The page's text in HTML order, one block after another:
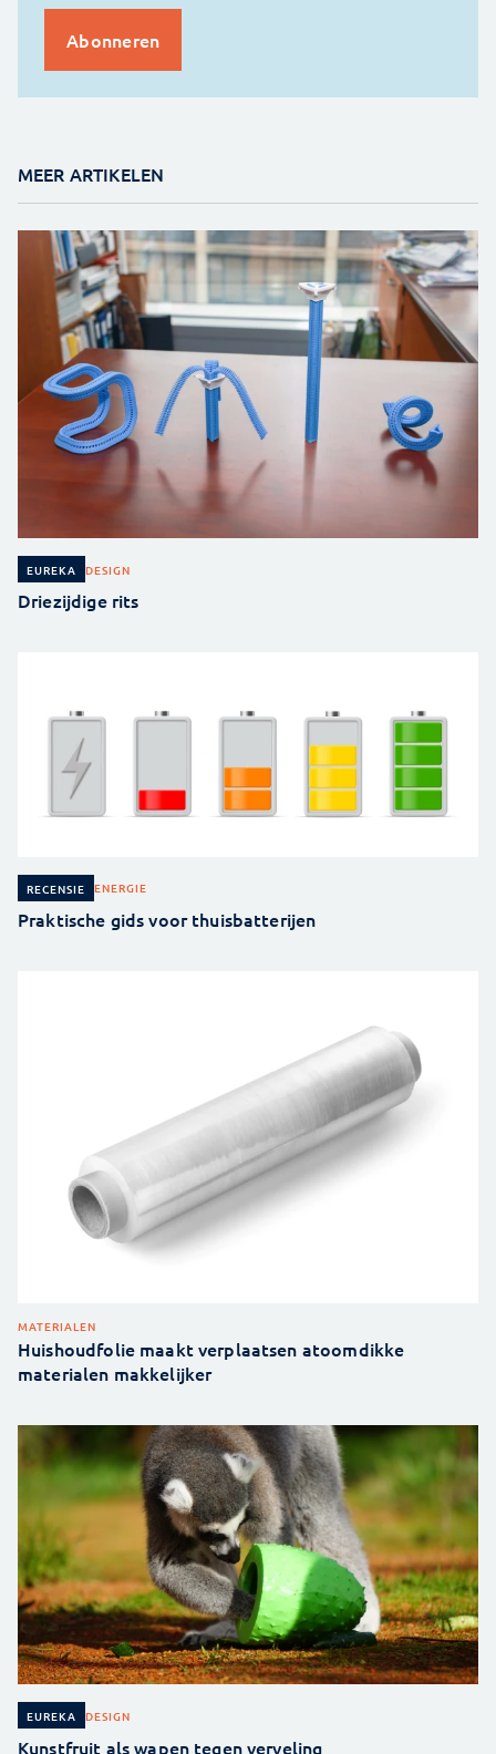
MEER ARTIKELEN
EUREKA DESIGN
Driezijdige rits
RECENSIE ENERGIE
Praktische gids voor thuisbatterijen
MATERIALEN
Huishoudfolie maakt verplaatsen atoomdikke
materialen makkelijker
EUREKA DESIGN
Kunstfruit als wapen tegen verveling